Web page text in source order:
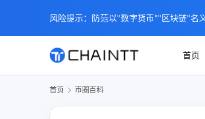
首页
首页 币圈百科
风险提示：防范以"数字货币""区块链"名